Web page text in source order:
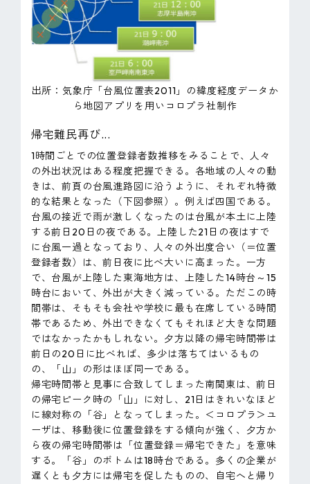
出所：気象庁「台風位置表2011」の緯度経度データか
ら地図アプリを用いコロプラ社制作
帰宅難民再び...
1時間ごとでの位置登録者数推移をみることで、人々
の外出状況はある程度把握できる。各地域の人々の動
きは、前頁の台風進路図に沿うように、それぞれ特徴
的な結果となった（下図参照）。例えば四国である。
台風の接近で雨が激しくなったのは台風が本土に上陸
する前日20日の夜である。上陸した21日の夜はすで
に台風一過となっており、人々の外出度合い（＝位置
登録者数）は、前日夜に比べ大いに高まった。一方
で、台風が上陸した東海地方は、上陸した14時台～15
時台において、外出が大きく減っている。ただこの時
間帯は、そもそも会社や学校に最も在席している時間
帯であるため、外出できなくてもそれほど大きな問題
ではなかったかもしれない。夕方以降の帰宅時間帯は
前日の20日に比べれば、多少は落ちてはいるもの
の、「山」の形はほぼ同一である。
帰宅時間帯と見事に合致してしまった南関東は、前日
の帰宅ピーク時の「山」に対し、21日はきれいなほど
に線対称の「谷」となってしまった。＜コロプラ＞ユ
ーザは、移動後に位置登録をする傾向が強く、夕方か
ら夜の帰宅時間帯は「位置登録＝帰宅できた」を意味
する。「谷」のボトムは18時台である。多くの企業が
遅くとも夕方には帰宅を促したものの、自宅へと帰り